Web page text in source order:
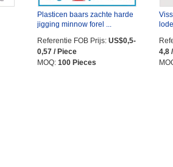
Plasticen baars zachte harde
jigging minnow forel ...
Referentie FOB Prijs: US$0,5-
0,57 / Piece
MOQ: 100 Pieces
4,8